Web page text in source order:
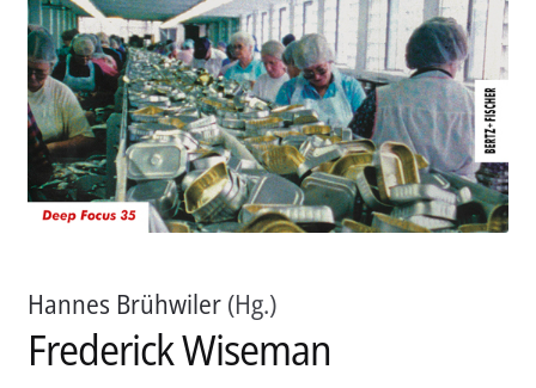
Service
Untermenü
öffnen
Newsletter
Hannes Brühwiler(Hg.)
Frederick Wiseman